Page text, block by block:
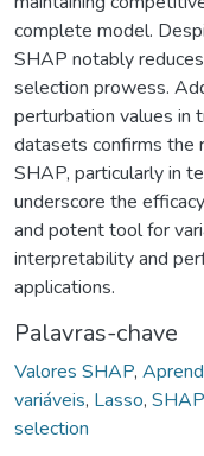
complete model.
SHAP notably
selection prowess.
perturbation values in
datasets confirms the
SHAP, particularly in
underscore the
and potent tool for
interpretability and
applications.
Palavras-chave
Valores SHAP,
variáveis, Lasso,
selection